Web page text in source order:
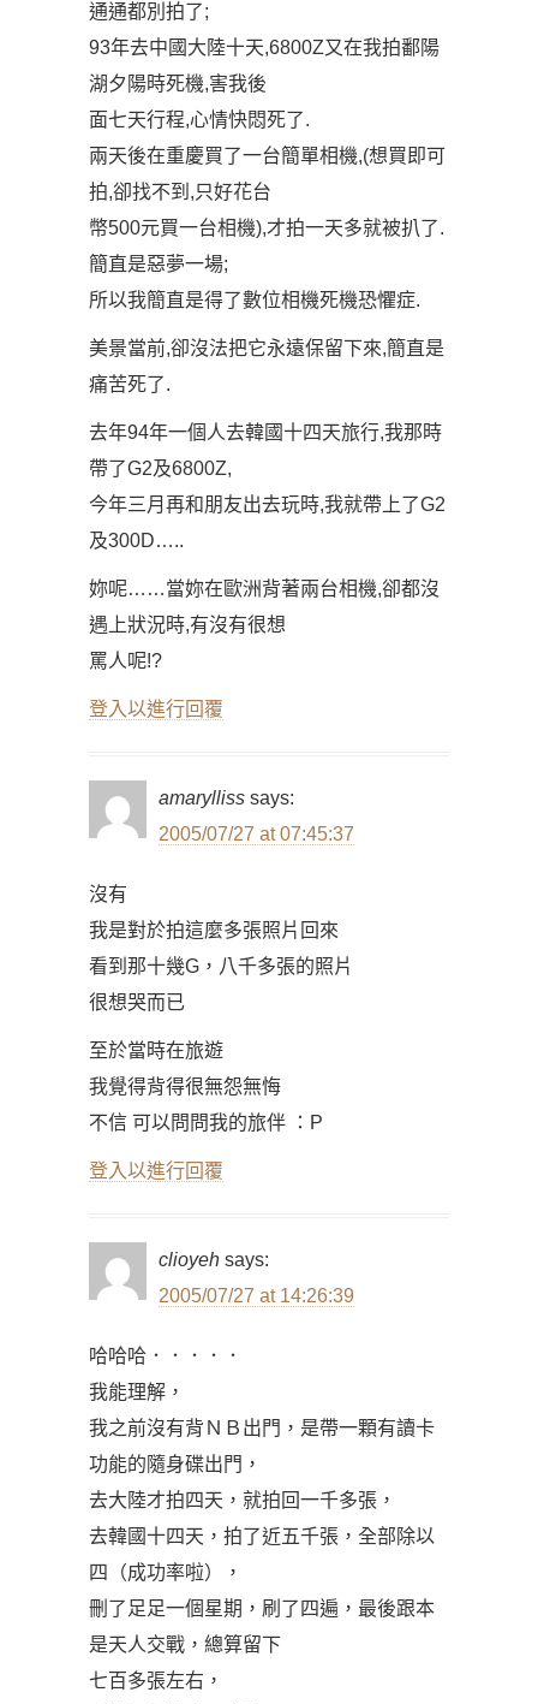
通通都別拍了;
93年去中國大陸十天,6800Z又在我拍鄱陽
湖夕陽時死機,害我後
面七天行程,心情快悶死了.
兩天後在重慶買了一台簡單相機,(想買即可
拍,卻找不到,只好花台
幣500元買一台相機),才拍一天多就被扒了.
簡直是惡夢一場;
所以我簡直是得了數位相機死機恐懼症.
美景當前,卻沒法把它永遠保留下來,簡直是
痛苦死了.
去年94年一個人去韓國十四天旅行,我那時
帶了G2及6800Z,
今年三月再和朋友出去玩時,我就帶上了G2
及300D…..
妳呢……當妳在歐洲背著兩台相機,卻都沒
遇上狀況時,有沒有很想
罵人呢!?
登入以進行回覆
amarylliss says:
2005/07/27 at 07:45:37
沒有
我是對於拍這麼多張照片回來
看到那十幾G，八千多張的照片
很想哭而已
至於當時在旅遊
我覺得背得很無怨無悔
不信 可以問問我的旅伴 ：P
登入以進行回覆
clioyeh says:
2005/07/27 at 14:26:39
哈哈哈．．．．．
我能理解，
我之前沒有背ＮＢ出門，是帶一顆有讀卡
功能的隨身碟出門，
去大陸才拍四天，就拍回一千多張，
去韓國十四天，拍了近五千張，全部除以
四（成功率啦），
刪了足足一個星期，刷了四遍，最後跟本
是天人交戰，總算留下
七百多張左右，